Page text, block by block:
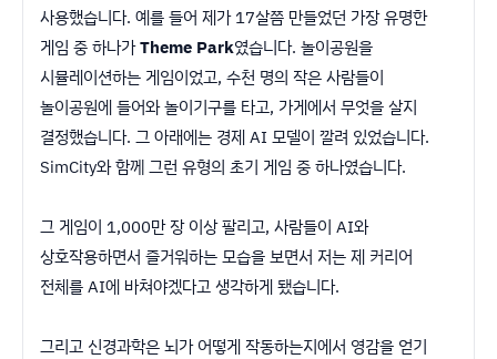
사용했습니다. 예를 들어 제가 17살쯤 만들었던 가장 유명한
게임 중 하나가Theme Park였습니다. 놀이공원을
시뮬레이션하는 게임이었고, 수천 명의 작은 사람들이
놀이공원에 들어와 놀이기구를 타고, 가게에서 무엇을 살지
결정했습니다. 그 아래에는 경제 AI 모델이 깔려 있었습니다.
SimCity와 함께 그런 유형의 초기 게임 중 하나였습니다.
그 게임이 1,000만 장 이상 팔리고, 사람들이 AI와
상호작용하면서 즐거워하는 모습을 보면서 저는 제 커리어
전체를 AI에 바쳐야겠다고 생각하게 됐습니다.
그리고 신경과학은 뇌가 어떻게 작동하는지에서 영감을 얻기